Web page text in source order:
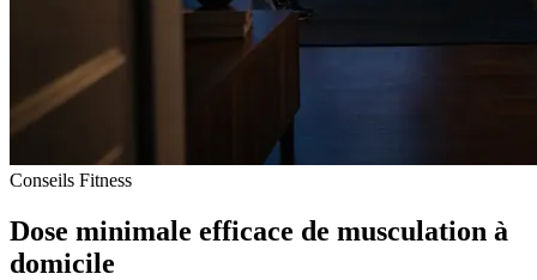
Conseils Fitness
Dose minimale efficace de musculation à
domicile